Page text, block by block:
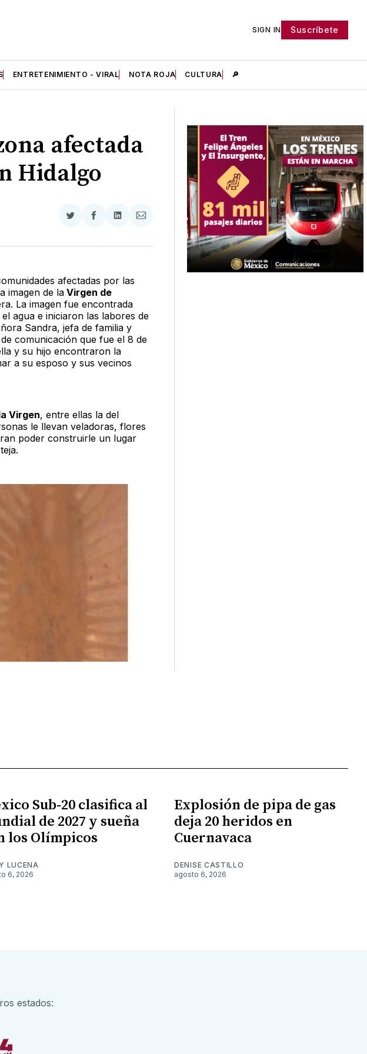
SIGN IN Suscríbete
ENTRETENIMIENTO - VIRAL NOTA ROJA CULTURA 🔎
afectada
Hidalgo
Compartir
Twitter
Compartir
Facebook
Compartir
LinkedIn
Compartir
Email
afectadas por las
imagen de laVirgen de
La imagen fue encontrada
agua e iniciaron las labores de
Sandra, jefa de familia y
comunicación que fue el 8 de
y su hijo encontraron la
a su esposo y sus vecinos
Virgen, entre ellas la del
le llevan veladoras, flores
poder construirle un lugar
Sub-20 clasifica al
de 2027 y sueña
los Olímpicos
LUCENA
6, 2026
Explosión de pipa de gas
deja 20 heridos en
Cuernavaca
DENISE CASTILLO
agosto 6, 2026
estados: